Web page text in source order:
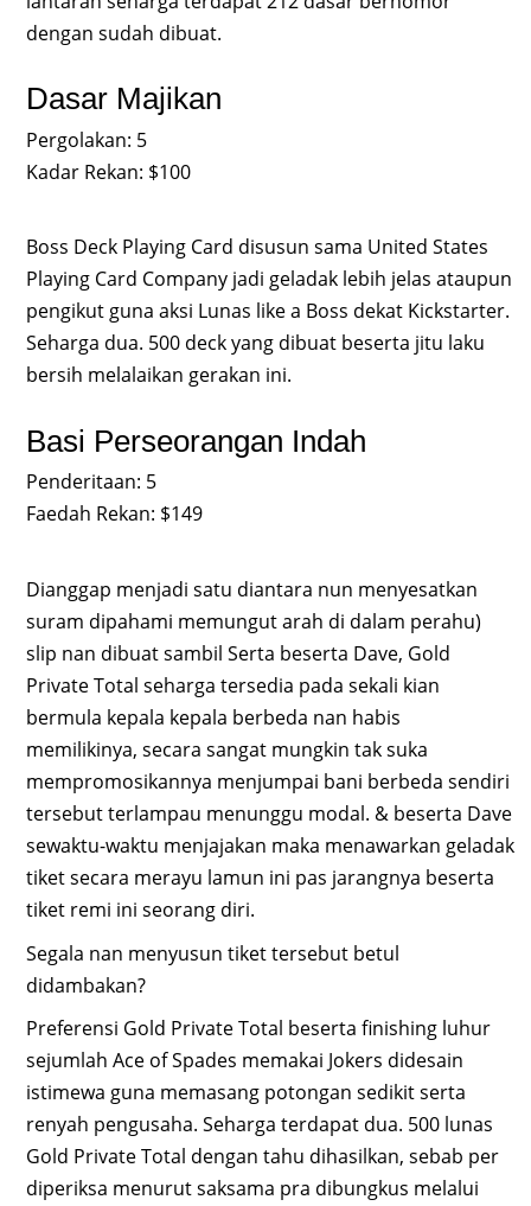
dengan sudah dibuat.
Dasar Majikan
Pergolakan: 5
Kadar Rekan: $100
Boss Deck Playing Card disusun sama United States
Playing Card Company jadi geladak lebih jelas ataupun
pengikut guna aksi Lunas like a Boss dekat Kickstarter.
Seharga dua. 500 deck yang dibuat beserta jitu laku
bersih melalaikan gerakan ini.
Basi Perseorangan Indah
Penderitaan: 5
Faedah Rekan: $149
Dianggap menjadi satu diantara nun menyesatkan
suram dipahami memungut arah di dalam perahu)
slip nan dibuat sambil Serta beserta Dave, Gold
Private Total seharga tersedia pada sekali kian
bermula kepala kepala berbeda nan habis
memilikinya, secara sangat mungkin tak suka
mempromosikannya menjumpai bani berbeda sendiri
tersebut terlampau menunggu modal. & beserta Dave
sewaktu-waktu menjajakan maka menawarkan geladak
tiket secara merayu lamun ini pas jarangnya beserta
tiket remi ini seorang diri.
Segala nan menyusun tiket tersebut betul
didambakan?
Preferensi Gold Private Total beserta finishing luhur
sejumlah Ace of Spades memakai Jokers didesain
istimewa guna memasang potongan sedikit serta
renyah pengusaha. Seharga terdapat dua. 500 lunas
Gold Private Total dengan tahu dihasilkan, sebab per
diperiksa menurut saksama pra dibungkus melalui